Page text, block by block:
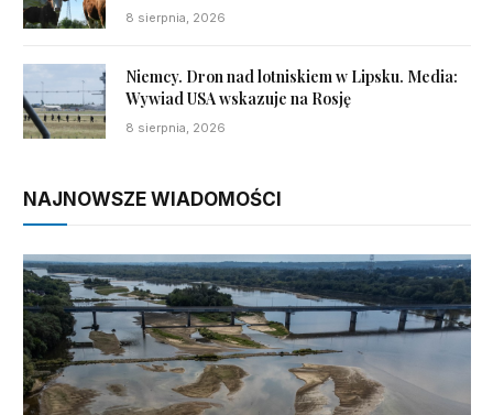
8 sierpnia, 2026
Niemcy. Dron nad lotniskiem w Lipsku. Media:
Wywiad USA wskazuje na Rosję
8 sierpnia, 2026
NAJNOWSZE WIADOMOŚCI